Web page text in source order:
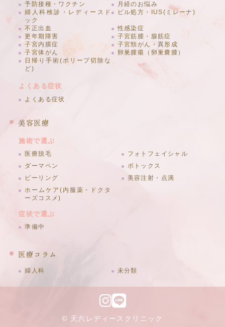
予防接種・ワクチン
月経のお悩み
婦人科検診・レディースド
ック
ピル処方・IUS(ミレーナ)
不正出血
性感染症
更年期障害
子宮筋腫・腺筋症
子宮内膜症
子宮頸がん・異形成
子宮体がん
卵巣腫瘍（卵巣嚢腫）
日帰り手術(ポリープ切除な
ど)
よくある症状
よくある症状
美容医療
施術で選ぶ
医療脱毛
フォトフェイシャル
ダーマペン
ボトックス
ピーリング
美容注射・点滴
ホームケア(内服薬・ドクタ
ーズコスメ)
症状で選ぶ
準備中
医療コラム
婦人科 未分類
© 天六レディースクリニック